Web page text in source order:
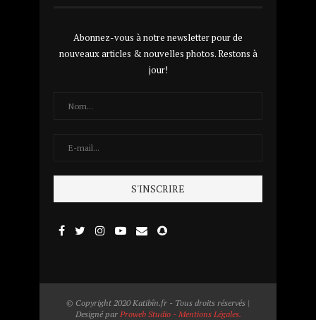
Abonnez-vous à notre newsletter pour de
nouveaux articles & nouvelles photos. Restons à
jour!
© Copyright 2020 Katibîn.fr - Tous droits réservés |
Designé par Proweb Studio - Mentions Légales.